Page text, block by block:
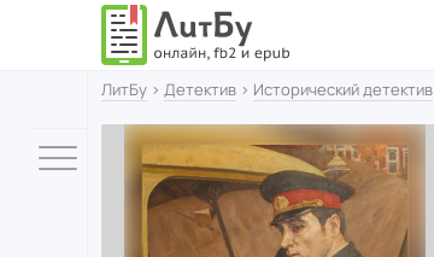
ЛитБу › Детектив › Исторический детектив